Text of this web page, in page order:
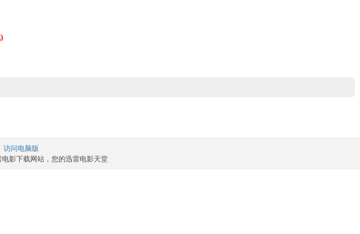
访问电脑版
影下载网站，您的迅雷电影天堂